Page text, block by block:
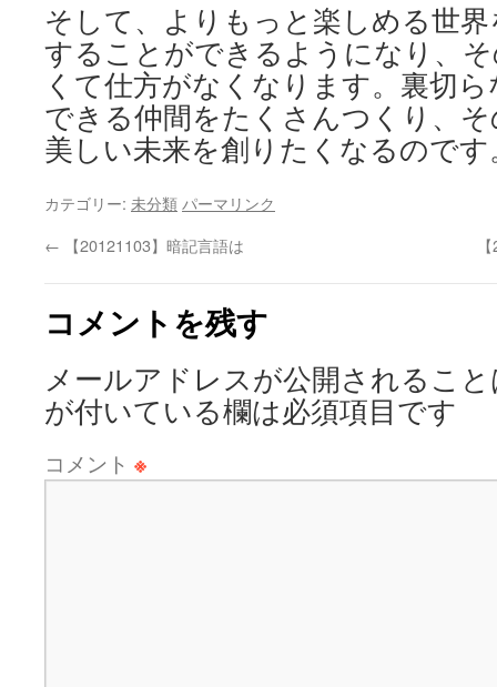
そして、よりもっと楽しめる世
することができるようになり、
くて仕方がなくなります。裏切
できる仲間をたくさんつくり、
美しい未来を創りたくなるのです
カテゴリー: 未分類 パーマリンク
← 【20121103】暗記言語は
コメントを残す
メールアドレスが公開されるこ
が付いている欄は必須項目です
コメント ※